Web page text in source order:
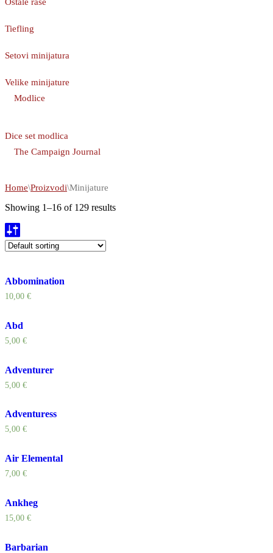
Ostale rase
Tiefling
Setovi minijatura
Velike minijature
Modlice
Dice set modlica
The Campaign Journal
Home\Proizvodi\Minijature
Showing 1–16 of 129 results
Abbomination
10,00 €
Abd
5,00 €
Adventurer
5,00 €
Adventuress
5,00 €
Air Elemental
7,00 €
Ankheg
15,00 €
Barbarian